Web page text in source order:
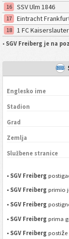
16
SSV Ulm 1846
17
Eintracht
18
1 FC
• SGV Freiberg je na
Englesko ime
Stadion
Grad
Zemlja
Službene stranice
• SGV Freiberg
• SGV Freiberg primio
• SGV Freiberg
• SGV Freiberg prima
• SGV Freiberg